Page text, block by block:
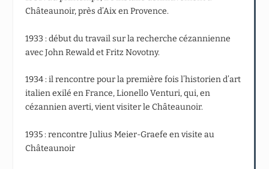
Châteaunoir, près d’Aix en Provence.
1933 : début du travail sur la recherche cézannienne
avec John Rewald et Fritz Novotny.
1934 : il rencontre pour la première fois l’historien d’art
italien exilé en France, Lionello Venturi, qui, en
cézannien averti, vient visiter le Châteaunoir.
1935 : rencontre Julius Meier-Graefe en visite au
Châteaunoir